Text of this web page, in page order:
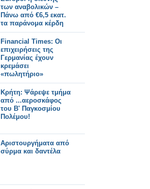
των αναβολικών –
Πάνω από €6,5 εκατ.
τα παράνομα κέρδη
Financial Times: Οι
επιχειρήσεις της
Γερμανίας έχουν
κρεμάσει
«πωλητήριο»
Κρήτη: Ψάρεψε τμήμα
από ...αεροσκάφος
του Β' Παγκοσμίου
Πολέμου!
Αριστουργήματα από
σύρμα και δαντέλα